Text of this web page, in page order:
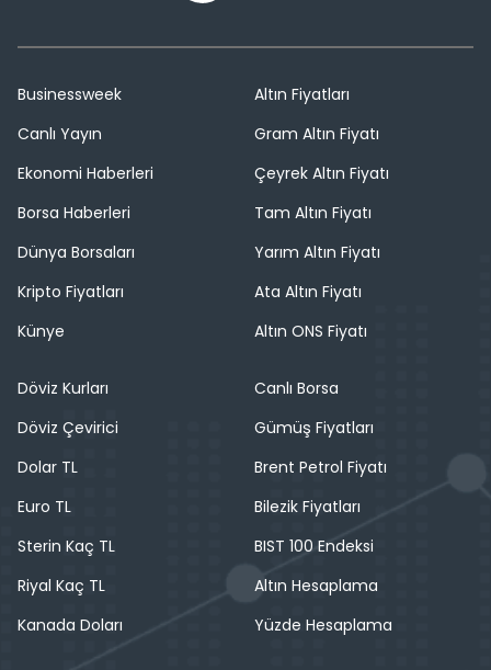
Businessweek
Canlı Yayın
Ekonomi Haberleri
Borsa Haberleri
Dünya Borsaları
Kripto Fiyatları
Künye
Altın Fiyatları
Gram Altın Fiyatı
Çeyrek Altın Fiyatı
Tam Altın Fiyatı
Yarım Altın Fiyatı
Ata Altın Fiyatı
Altın ONS Fiyatı
Döviz Kurları
Döviz Çevirici
Dolar TL
Euro TL
Sterin Kaç TL
Riyal Kaç TL
Kanada Doları
Canlı Borsa
Gümüş Fiyatları
Brent Petrol Fiyatı
Bilezik Fiyatları
BIST 100 Endeksi
Altın Hesaplama
Yüzde Hesaplama